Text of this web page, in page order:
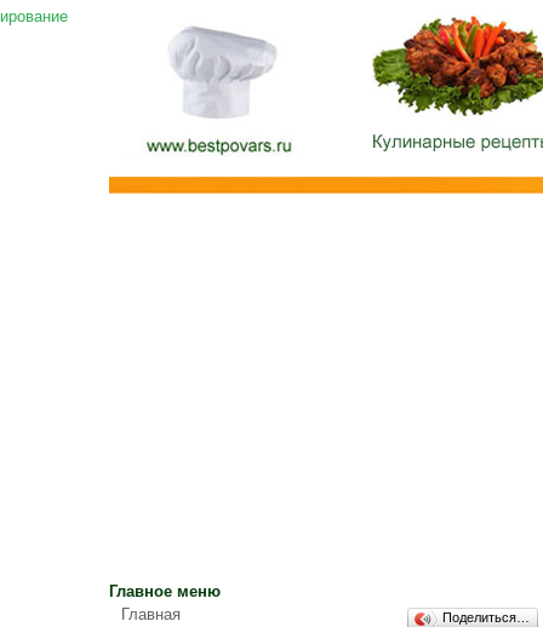
Главное меню
Главная
Поделиться…